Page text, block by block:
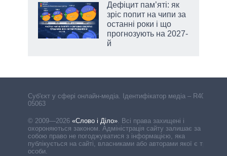
Дефіцит пам’яті: як
зріс попит на чипи за
останні роки і що
прогнозують на 2027-
й
Cуб'єкт у сфері онлайн-медіа. Ідентифікатор медіа – R40-
05063
© 2009—2026 «Слово і Діло». Всі права захищені і
охороняються законом. Адміністрація сайту залишає за
собою право не погоджуватися з інформацією, яка
публікується на сайті, власниками або авторами якої є треті
особи.